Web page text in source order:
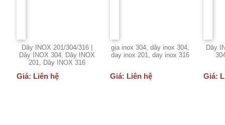
Dây INOX 201/304/316 |
Dây INOX 304, Dây INOX
201, Dây INOX 316
Giá: Liên hệ
gia inox 304, dây inox 304,
day inox 201, day inox 316
Giá: Liên hệ
Dây
Giá: